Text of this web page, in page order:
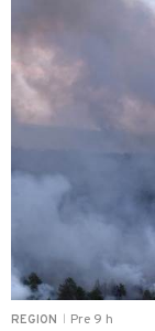
REGION Pre 9 h